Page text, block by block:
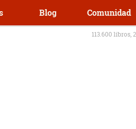
Blog Comunidad
113.600 libros,